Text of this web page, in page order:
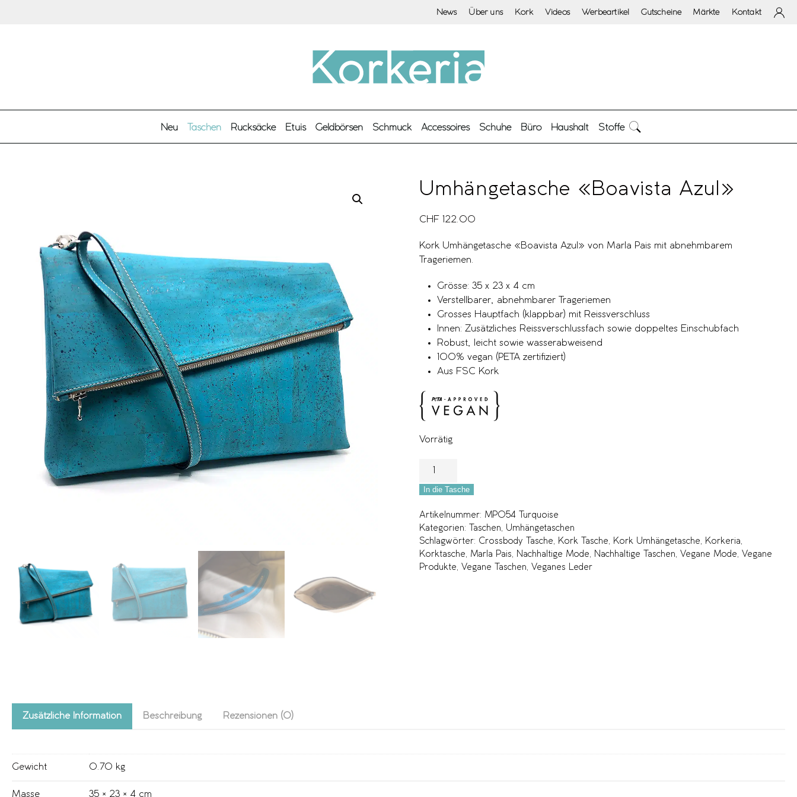
News Über uns Kork Videos Werbeartikel Gutscheine Märkte Kontakt
Neu Taschen Rucksäcke Etuis Geldbörsen Schmuck Accessoires Schuhe Büro Haushalt Stoffe
Umhängetasche «Boavista Azul»
CHF 122.00
Kork Umhängetasche «Boavista Azul» von Marla Pais mit abnehmbarem
Trageriemen.
Grösse: 35 x 23 x 4 cm
Verstellbarer, abnehmbarer Trageriemen
Grosses Hauptfach (klappbar) mit Reissverschluss
Innen: Zusätzliches Reissverschlussfach sowie doppeltes Einschubfach
Robust, leicht sowie wasserabweisend
100% vegan (PETA zertifiziert)
Aus FSC Kork
Vorrätig
In die Tasche
Artikelnummer: MP054 Turquoise
Kategorien:
Taschen
Umhängetaschen
Schlagwörter: Crossbody Tasche Kork Tasche Kork Umhängetasche Korkeria
Korktasche
Marla Pais Nachhaltige Mode Nachhaltige Taschen Vegane Mode
Vegane
Produkte
Vegane Taschen Veganes Leder
Zusätzliche Information Beschreibung Rezensionen (0)
Gewicht 0.70 kg
Masse 35 × 23 × 4 cm